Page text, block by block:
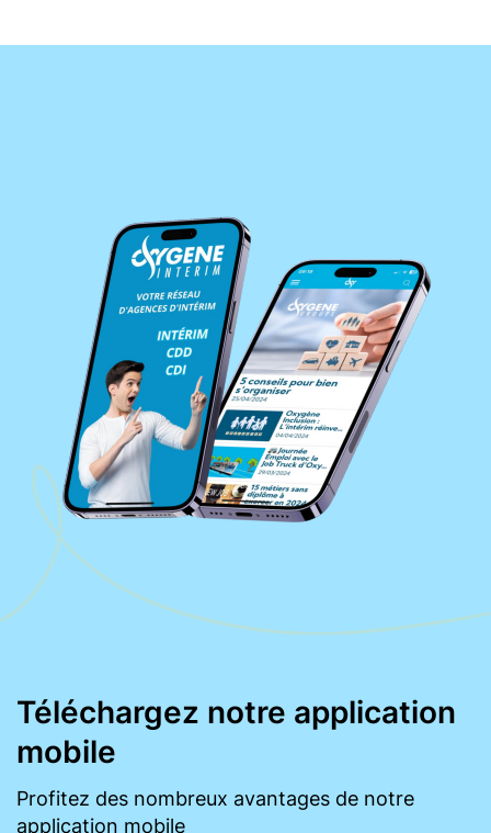
Téléchargez notre application
mobile
Profitez des nombreux avantages de notre
application mobile